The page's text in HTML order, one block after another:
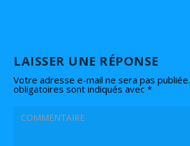
LAISSER UNE RÉPONSE
Votre adresse e-mail ne sera pas publiée.
obligatoires sont indiqués avec*